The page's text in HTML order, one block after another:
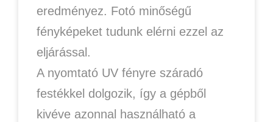
eredményez. Fotó minőségű
fényképeket tudunk elérni ezzel az
eljárással.
A nyomtató UV fényre száradó
festékkel dolgozik, így a gépből
kivéve azonnal használható a